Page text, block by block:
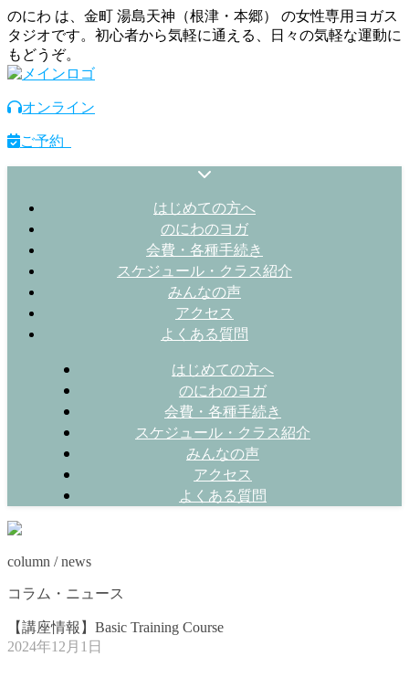
のにわ は、金町 湯島天神（根津・本郷） の女性専用ヨガス
タジオです。初心者から気軽に通える、日々の気軽な運動に
もどうぞ。
オンライン
ご予約
はじめての方へ
のにわのヨガ
会費・各種手続き
スケジュール・クラス紹介
みんなの声
アクセス
よくある質問
はじめての方へ
のにわのヨガ
会費・各種手続き
スケジュール・クラス紹介
みんなの声
アクセス
よくある質問
column / news
コラム・ニュース
【講座情報】Basic Training Course
2024年12月1日